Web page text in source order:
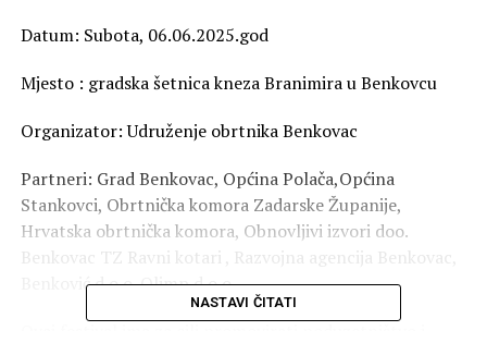
Datum: Subota, 06.06.2025.god
Mjesto : gradska šetnica kneza Branimira u Benkovcu
Organizator: Udruženje obrtnika Benkovac
Partneri: Grad Benkovac, Općina Polača,Općina
Stankovci, Obrtnička komora Zadarske Županije,
Hrvatska obrtnička komora, Obnovljivi izvori doo.
Benkovac TZ Ravni kotari , Razvojna agencija Benkovac,
Benković d.o.o. Olimp d.o.o.,
NASTAVI ČITATI